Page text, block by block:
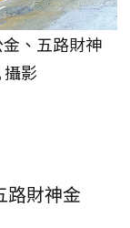
、五路財神
影
路財神金